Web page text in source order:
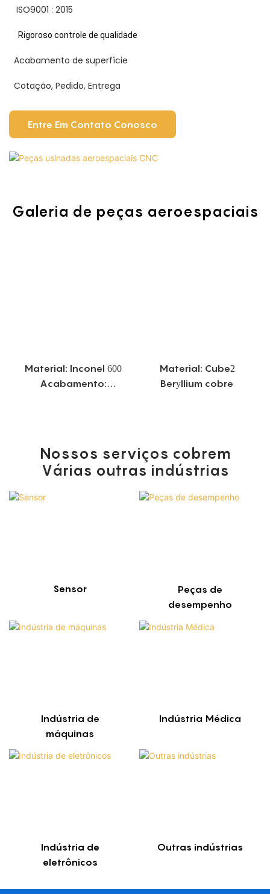
ISO9001 : 2015
Rigoroso controle de qualidade
Acabamento de superfície
Cotação, Pedido, Entrega
Entre Em Contato Conosco
Galeria de peças aeroespaciais
Material: Inconel 600
Acabamento:
Material: Cube2
Beryllium cobre
Nossos serviços cobrem
Várias outras indústrias
Sensor
Peças de
desempenho
Indústria de
máquinas
Indústria Médica
Indústria de
eletrônicos
Outras indústrias